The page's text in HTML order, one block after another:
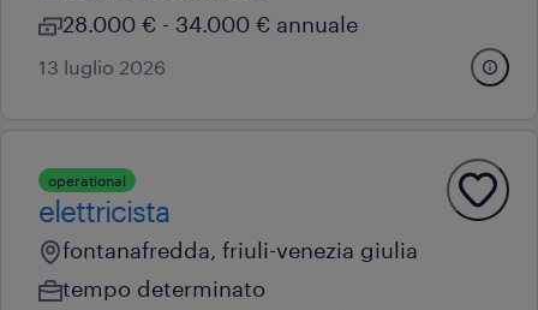
28.000 € - 34.000 € annuale
13 luglio 2026
operational
elettricista
fontanafredda, friuli-venezia giulia
tempo determinato